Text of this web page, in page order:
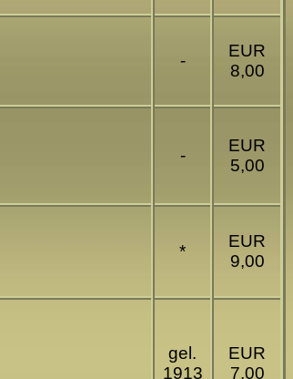
-
EUR
8,00
-
EUR
5,00
*
EUR
9,00
gel.
1913
EUR
7,00